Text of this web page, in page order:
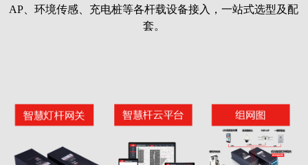
AP、环境传感、充电桩等各杆载设备接入，一站式选型及配
套。